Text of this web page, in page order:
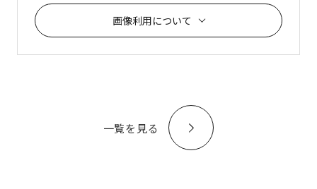
画像利用について
一覧を見る